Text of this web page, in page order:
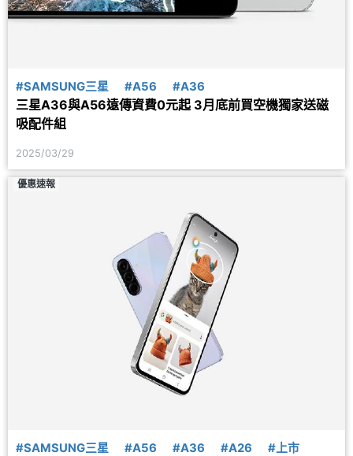
#SAMSUNG三星 #A56 #A36
三星A36與A56遠傳資費0元起 3月底前買空機獨家送磁
吸配件組
2025/03/29
優惠速報
#SAMSUNG三星 #A56 #A36 #A26 #上市